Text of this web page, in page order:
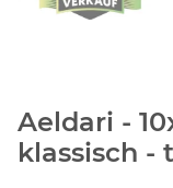
Aeldari -
klassisch -